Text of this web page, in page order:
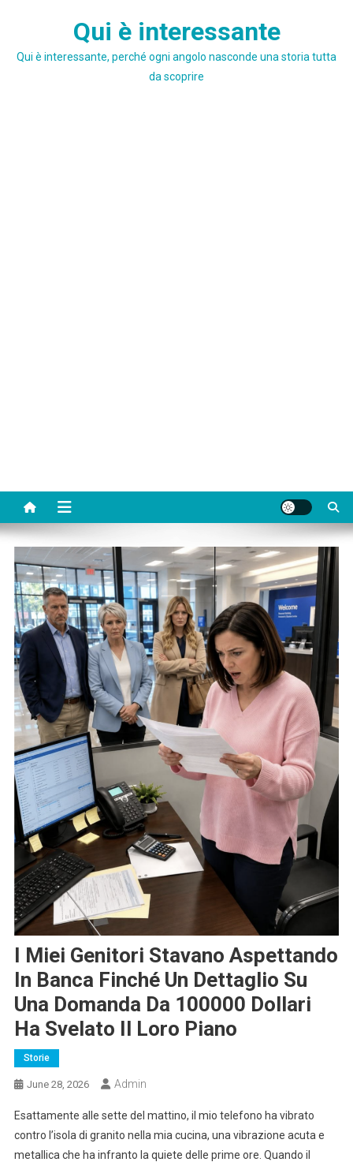
Qui è interessante
Qui è interessante, perché ogni angolo nasconde una storia tutta
da scoprire
I Miei Genitori Stavano Aspettando
In Banca Finché Un Dettaglio Su
Una Domanda Da 100000 Dollari
Ha Svelato Il Loro Piano
Storie
June 28, 2026 Admin
Esattamente alle sette del mattino, il mio telefono ha vibrato
contro l’isola di granito nella mia cucina, una vibrazione acuta e
metallica che ha infranto la quiete delle prime ore. Quando il